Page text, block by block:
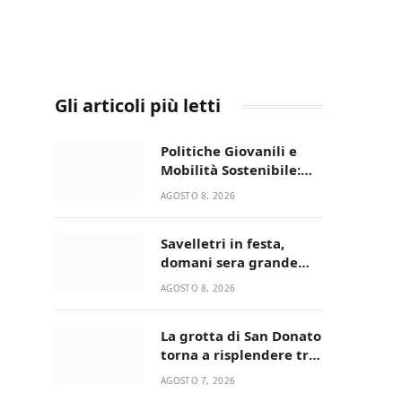
Gli articoli più letti
Politiche Giovanili e
Mobilità Sostenibile:
premiati gli studenti
AGOSTO 8, 2026
Savelletri in festa,
domani sera grande
spettacolo con Uccio De
AGOSTO 8, 2026
La grotta di San Donato
torna a risplendere tra
fede, natura e
AGOSTO 7, 2026